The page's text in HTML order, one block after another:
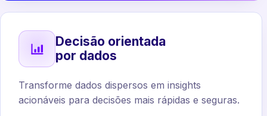
Decisão orientada
por dados
Transforme dados dispersos em insights
acionáveis para decisões mais rápidas e seguras.